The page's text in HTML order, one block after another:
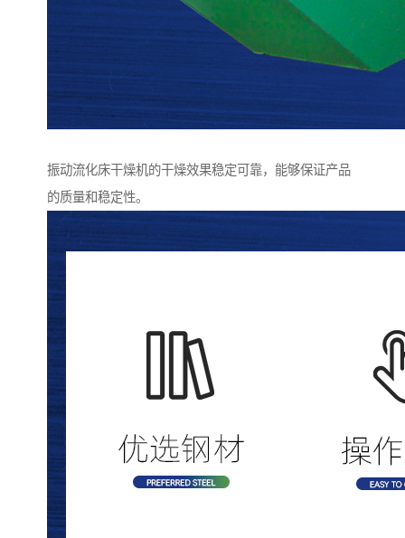
振动流化床干燥机的干燥效果稳定可靠，能够保证产品
的质量和稳定性。